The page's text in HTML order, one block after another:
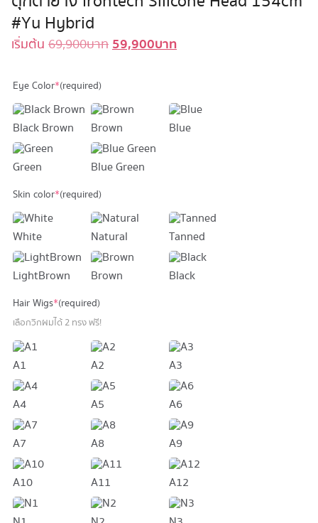
#Yu Hybrid
เริ่มต้น 69,900บาท Original
69,900 บาท.
59,900บาทCurrent
59,900 บาท.
Eye Color*(required)
Black Brown Brown Blue
Green Blue Green
Skin color*(required)
White Natural Tanned
LightBrown Brown Black
Hair Wigs*(required)
เลือกวิกผมได้ 2 ทรง ฟรี!
A1 A2 A3
A4 A5 A6
A7 A8 A9
A10 A11 A12